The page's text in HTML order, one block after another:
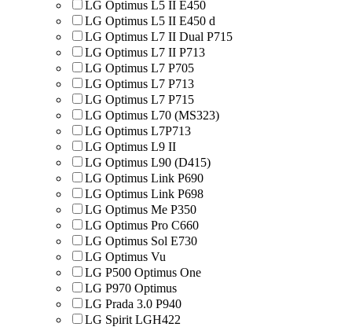
LG Optimus L5 II E450
LG Optimus L5 II E450 d
LG Optimus L7 II Dual P715
LG Optimus L7 II P713
LG Optimus L7 P705
LG Optimus L7 P713
LG Optimus L7 P715
LG Optimus L70 (MS323)
LG Optimus L7P713
LG Optimus L9 II
LG Optimus L90 (D415)
LG Optimus Link P690
LG Optimus Link P698
LG Optimus Me P350
LG Optimus Pro C660
LG Optimus Sol E730
LG Optimus Vu
LG P500 Optimus One
LG P970 Optimus
LG Prada 3.0 P940
LG Spirit LGH422